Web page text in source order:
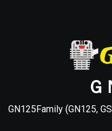
Ｇ
GN125Family (GN125,